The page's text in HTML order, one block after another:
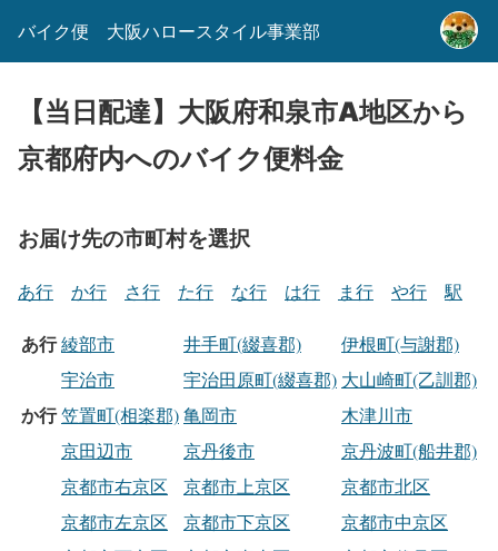
バイク便 大阪ハロースタイル事業部
【当日配達】大阪府和泉市A地区から
京都府内へのバイク便料金
お届け先の市町村を選択
あ行 か行 さ行 た行 な行 は行 ま行 や行 駅
あ行綾部市 井手町(綴喜郡)
伊根町(与謝郡)
宇治市
宇治田原町(綴喜郡) 大山崎町(乙訓郡)
か行笠置町(相楽郡)亀岡市
木津川市
京田辺市
京丹後市
京丹波町(船井郡)
京都市右京区
京都市上京区
京都市北区
京都市左京区
京都市下京区
京都市中京区